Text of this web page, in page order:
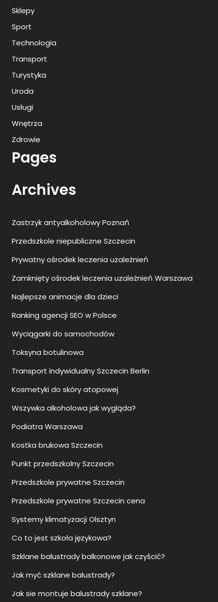
Sklepy
Sport
Technologia
Transport
Turystyka
Uroda
Usługi
Wnętrza
Zdrowie
Pages
Archives
Zastrzyk antyalkoholowy Poznań
Przedszkole niepubliczne Szczecin
Prywatny ośrodek leczenia uzależnień
Zamknięty ośrodek leczenia uzależnień Warszawa
Najlepsze animacje dla dzieci
Ranking agencji SEO w Polsce
Wyciągarki do samochodów
Toksyna botulinowa
Transport indywidualny Szczecin Berlin
Kosmetyki do skóry atopowej
Wszywka alkoholowa jak wygląda?
Podiatra Warszawa
Kostka brukowa Szczecin
Punkt przedszkolny Szczecin
Przedszkole prywatne Szczecin
Przedszkole prywatne Szczecin cena
Systemy klimatyzacji Olsztyn
Co to jest szkoła językowa?
Szklane balustrady balkonowe jak czyścić?
Jak myć szklane balustrady?
Jak sie montuje balustrady szklane?